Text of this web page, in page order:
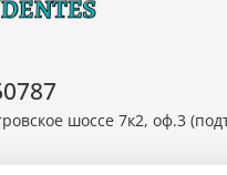
шоссе 7к2, оф.3